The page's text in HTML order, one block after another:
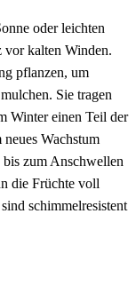
oder leichten
vor kalten Winden.
pflanzen, um
Sie tragen
Winter einen Teil der
neues Wachstum
zum Anschwellen
die Früchte voll
schimmelresistent